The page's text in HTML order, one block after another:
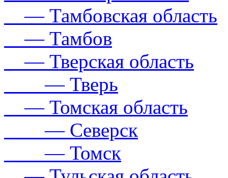
— Тамбовская область
— Тамбов
— Тверская область
— Тверь
— Томская область
— Северск
— Томск